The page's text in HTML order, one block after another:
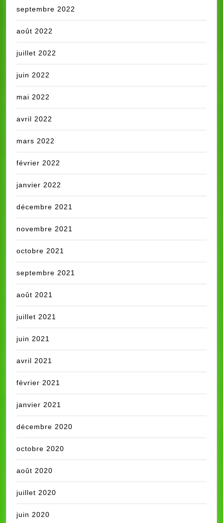
septembre 2022
août 2022
juillet 2022
juin 2022
mai 2022
avril 2022
mars 2022
février 2022
janvier 2022
décembre 2021
novembre 2021
octobre 2021
septembre 2021
août 2021
juillet 2021
juin 2021
avril 2021
février 2021
janvier 2021
décembre 2020
octobre 2020
août 2020
juillet 2020
juin 2020